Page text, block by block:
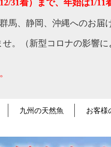
31着）まで、年始は1/11
馬、静岡、沖縄へのお届
。（新型コロナの影響に
九州の天然魚 お客様